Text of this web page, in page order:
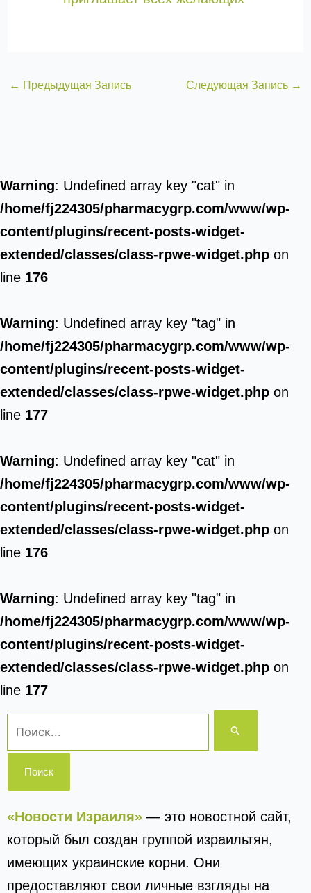
← Предыдущая Запись Следующая Запись →
Warning: Undefined array key "cat" in
/home/fj224305/pharmacygrp.com/www/wp-
content/plugins/recent-posts-widget-
extended/classes/class-rpwe-widget.php on
line 176
Warning: Undefined array key "tag" in
/home/fj224305/pharmacygrp.com/www/wp-
content/plugins/recent-posts-widget-
extended/classes/class-rpwe-widget.php on
line 177
Warning: Undefined array key "cat" in
/home/fj224305/pharmacygrp.com/www/wp-
content/plugins/recent-posts-widget-
extended/classes/class-rpwe-widget.php on
line 176
Warning: Undefined array key "tag" in
/home/fj224305/pharmacygrp.com/www/wp-
content/plugins/recent-posts-widget-
extended/classes/class-rpwe-widget.php on
line 177
Поиск:
«Новости Израиля» — это новостной сайт,
который был создан группой израильтян,
имеющих украинские корни. Они
предоставляют свои личные взгляды на